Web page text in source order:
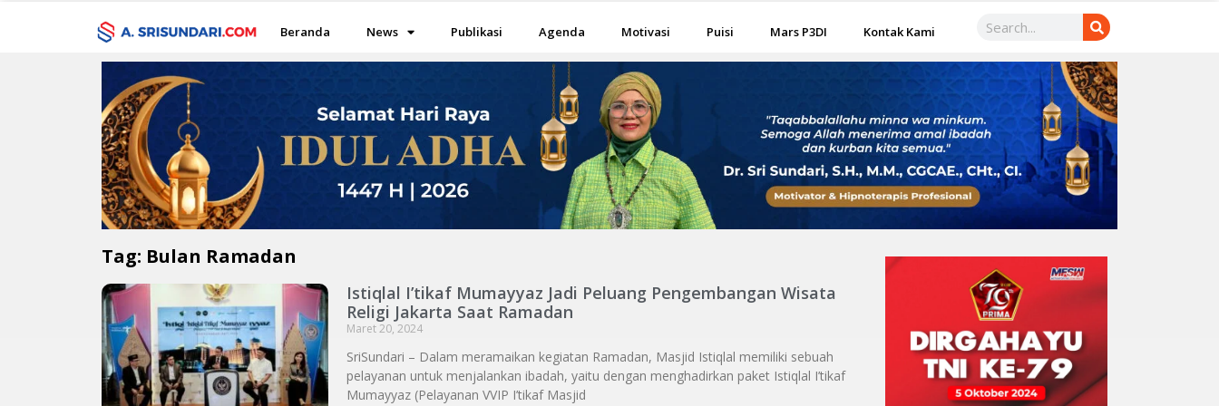
Beranda News Publikasi Agenda Motivasi Puisi Mars P3DI Kontak Kami
Tag: Bulan Ramadan
Istiqlal I’tikaf Mumayyaz Jadi Peluang Pengembangan Wisata
Religi Jakarta Saat Ramadan
Maret 20, 2024
SriSundari – Dalam meramaikan kegiatan Ramadan, Masjid Istiqlal memiliki sebuah
pelayanan untuk menjalankan ibadah, yaitu dengan menghadirkan paket Istiqlal I’tikaf
Mumayyaz (Pelayanan VVIP I’tikaf Masjid